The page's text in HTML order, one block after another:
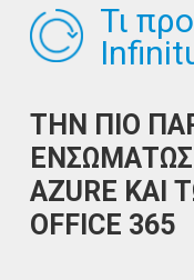
Τι
ΤΗΝ ΠΙΟ
AZURE ΚΑΙ
OFFICE 365